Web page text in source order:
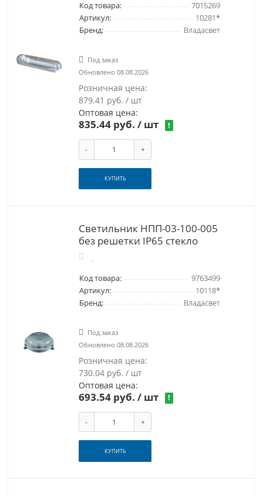
Код товара:
7015269
Артикул:
10281*
Бренд:
Владасвет
Под заказ
Обновлено 08.08.2026
Розничная цена:
879.41 руб. / шт
Оптовая цена:
835.44 руб. / шт !
- +
КУПИТЬ
Светильник НПП-03-100-005
без решетки IP65 стекло
Код товара:
9763499
Артикул:
10118*
Бренд:
Владасвет
Под заказ
Обновлено 08.08.2026
Розничная цена:
730.04 руб. / шт
Оптовая цена:
693.54 руб. / шт !
- +
КУПИТЬ